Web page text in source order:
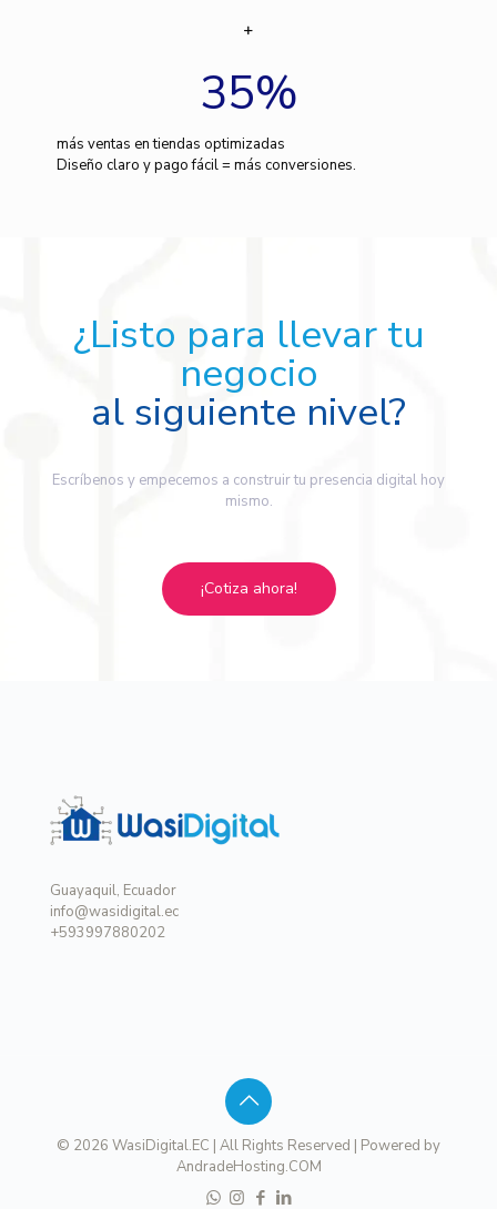
35%
más ventas en tiendas optimizadas
Diseño claro y pago fácil = más conversiones.
¿Listo para llevar tu
negocio
al siguiente nivel?
Escríbenos y empecemos a construir tu presencia digital hoy
mismo.
¡Cotiza ahora!
Guayaquil, Ecuador
info@wasidigital.ec
+593997880202
© 2026 WasiDigital.EC | All Rights Reserved | Powered by
AndradeHosting.COM